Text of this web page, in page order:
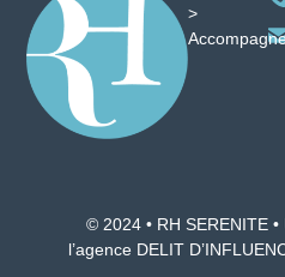
>
© 2024 • RH SERENITE
l’agence DELIT